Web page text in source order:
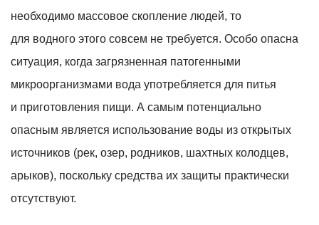
необходимо массовое скопление людей, то
для водного этого совсем не требуется. Особо опасна
ситуация, когда загрязненная патогенными
микроорганизмами вода употребляется для питья
и приготовления пищи. А самым потенциально
опасным является использование воды из открытых
источников (рек, озер, родников, шахтных колодцев,
арыков), поскольку средства их защиты практически
отсутствуют.